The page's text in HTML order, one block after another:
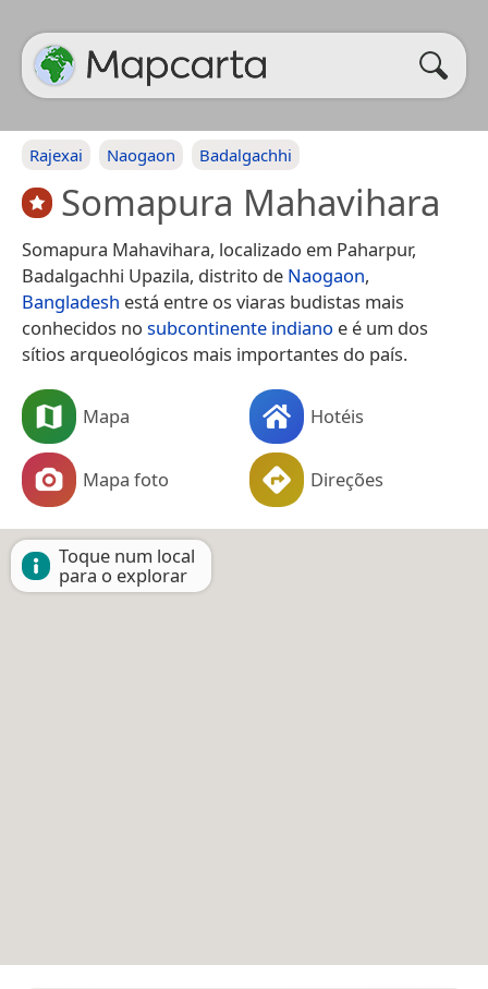
Rajexai Naogaon Badalgachhi
Somapura Mahavihara
Somapura Mahavihara, localizado em Paharpur,
Badalgachhi Upazila, distrito de Naogaon,
Bangladesh está entre os viaras budistas mais
conhecidos no subcontinente indiano e é um dos
sítios arqueológicos mais importantes do país.
Mapa Hotéis
Mapa foto Direções
Toque num local
para o explorar